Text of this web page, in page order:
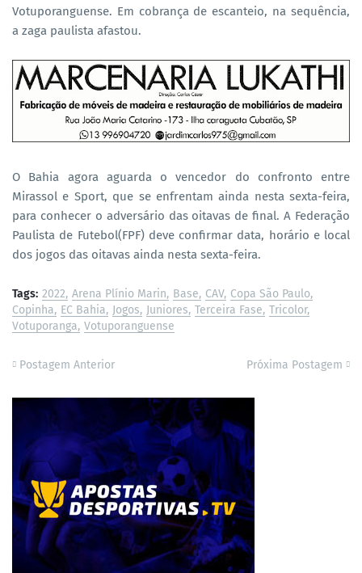
Votuporanguense. Em cobrança de escanteio, na sequência,
a zaga paulista afastou.
O Bahia agora aguarda o vencedor do confronto entre
Mirassol e Sport, que se enfrentam ainda nesta sexta-feira,
para conhecer o adversário das oitavas de final. A Federação
Paulista de Futebol(FPF) deve confirmar data, horário e local
dos jogos das oitavas ainda nesta sexta-feira.
Tags: 2022 Arena Plínio Marin Base CAV Copa São Paulo
Copinha EC Bahia Jogos Juniores Terceira Fase Tricolor
Votuporanga Votuporanguense
Postagem Anterior Próxima Postagem